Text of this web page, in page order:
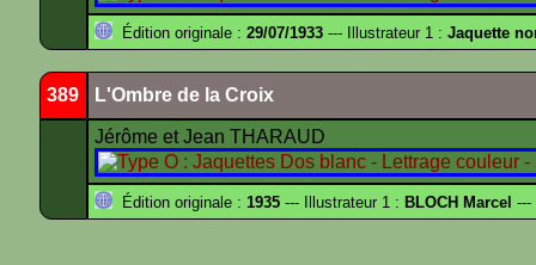
Édition originale : 29/07/1933 --- Illustrateur 1 : Jaquette
389 L'Ombre de la Croix
Jérôme et Jean THARAUD
Édition originale : 1935 --- Illustrateur 1 : BLOCH Marcel ---